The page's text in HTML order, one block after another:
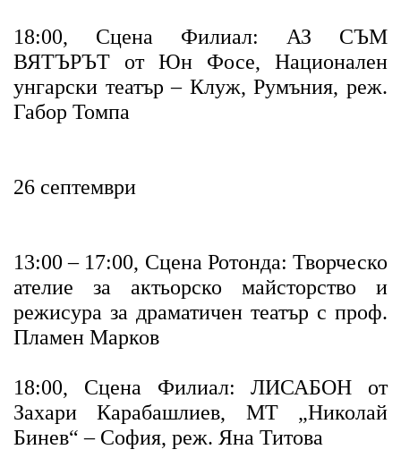
18:00, Сцена Филиал: АЗ СЪМ
ВЯТЪРЪТ от Юн Фосе, Национален
унгарски театър – Клуж, Румъния, реж.
Габор Томпа
26 септември
13:00 – 17:00, Сцена Ротонда: Творческо
ателие за актьорско майсторство и
режисура за драматичен театър с проф.
Пламен Марков
18:00, Сцена Филиал: ЛИСАБОН от
Захари Карабашлиев, МТ „Николай
Бинев“ – София, реж. Яна Титова